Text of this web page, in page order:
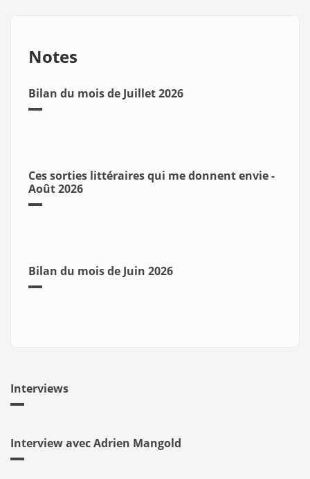
Notes
Bilan du mois de Juillet 2026
Ces sorties littéraires qui me donnent envie -
Août 2026
Bilan du mois de Juin 2026
Interviews
Interview avec Adrien Mangold